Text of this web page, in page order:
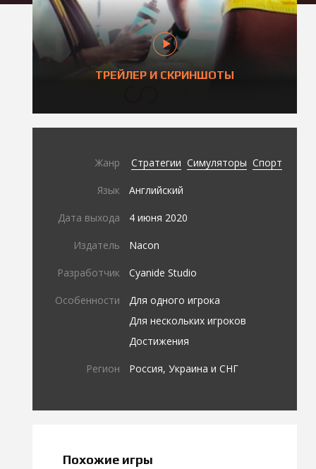
ТРЕЙЛЕР И СКРИНШОТЫ
Жанр Стратегии Симуляторы Спорт
Язык Английский
Дата выхода 4 июня 2020
Издатель Nacon
Разработчик Cyanide Studio
Особенности
Для одного игрока
Для нескольких игроков
Достижения
Регион Россия, Украина и СНГ
Похожие игры